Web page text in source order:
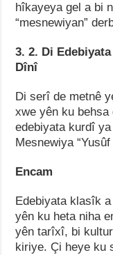
hîkayeya gel a bi
“mesnewiyan”
3. 2. Di
Dînî
Di serî de metnê
xwe yên ku
edebiyata kurdî
Mesnewiya
Encam
Edebiyata klasîk
yên ku heta niha
yên tarîxî, bi
kiriye. Çi heye ku